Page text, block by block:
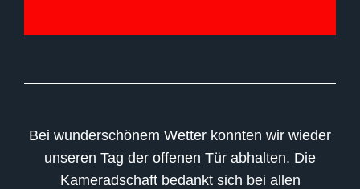
Bei wunderschönem Wetter konnten wir wieder
unseren Tag der offenen Tür abhalten. Die
Kameradschaft bedankt sich bei allen